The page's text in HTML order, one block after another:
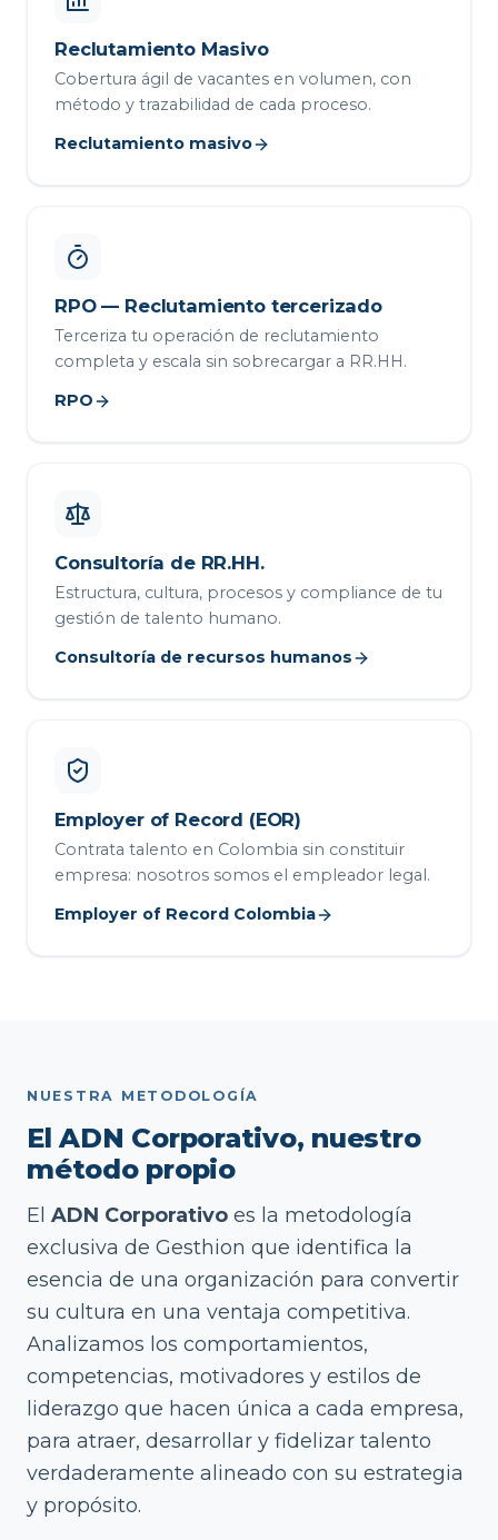
Reclutamiento Masivo
Cobertura ágil de vacantes en volumen, con
método y trazabilidad de cada proceso.
Reclutamiento masivo
RPO — Reclutamiento tercerizado
Terceriza tu operación de reclutamiento
completa y escala sin sobrecargar a RR.HH.
RPO
Consultoría de RR.HH.
Estructura, cultura, procesos y compliance de tu
gestión de talento humano.
Consultoría de recursos humanos
Employer of Record (EOR)
Contrata talento en Colombia sin constituir
empresa: nosotros somos el empleador legal.
Employer of Record Colombia
NUESTRA METODOLOGÍA
El ADN Corporativo, nuestro
método propio
El ADN Corporativo es la metodología
exclusiva de Gesthion que identifica la
esencia de una organización para convertir
su cultura en una ventaja competitiva.
Analizamos los comportamientos,
competencias, motivadores y estilos de
liderazgo que hacen única a cada empresa,
para atraer, desarrollar y fidelizar talento
verdaderamente alineado con su estrategia
y propósito.